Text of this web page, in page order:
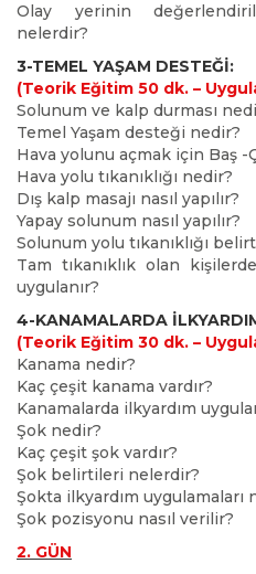
Olay yerinin
nelerdir?
3-TEMEL YAŞAM DESTEĞİ:
(Teorik Eğitim 50 dk. –
Solunum ve kalp durması
Temel Yaşam desteği nedir?
Hava yolunu açmak için Baş
Hava yolu tıkanıklığı nedir?
Dış kalp masajı nasıl yapılır?
Yapay solunum nasıl yapılır?
Solunum yolu tıkanıklığı
Tam tıkanıklık olan
uygulanır?
4-KANAMALARDA
(Teorik Eğitim 30 dk. –
Kanama nedir?
Kaç çeşit kanama vardır?
Kanamalarda ilkyardım
Şok nedir?
Kaç çeşit şok vardır?
Şok belirtileri nelerdir?
Şokta ilkyardım uygulamaları
Şok pozisyonu nasıl verilir?
2. GÜN